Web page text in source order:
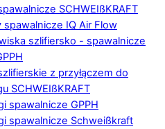
SCHWEIßKRAFT
spawalnicze IQ Air Flow
szlifiersko - spawalnicze
z przyłączem do
SCHWEIßKRAFT
spawalnicze GPPH
spawalnicze Schweißkraft